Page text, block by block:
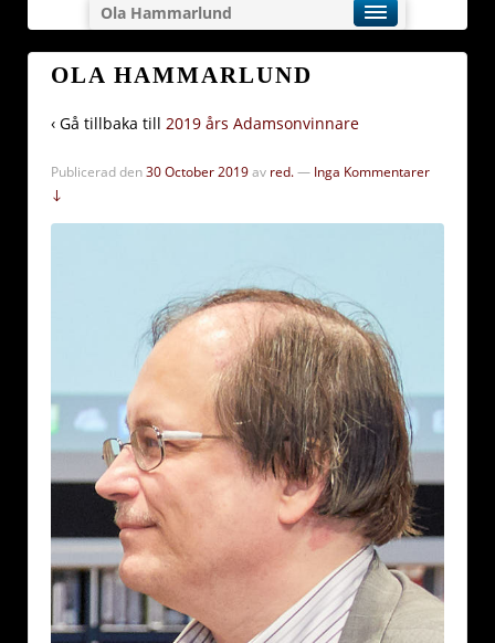
Ola Hammarlund
OLA HAMMARLUND
‹ Gå tillbaka till 2019 års Adamsonvinnare
Publicerad den30 October 2019av red.— Inga Kommentarer
↓